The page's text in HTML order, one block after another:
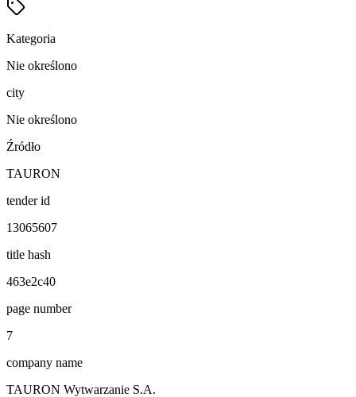
Kategoria
Nie określono
city
Nie określono
Źródło
TAURON
tender id
13065607
title hash
463e2c40
page number
7
company name
TAURON Wytwarzanie S.A.